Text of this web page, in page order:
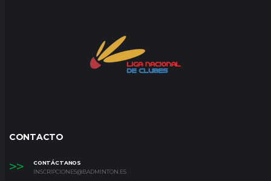
CONTACTO
>>
CONTÁCTANOS
INSCRIPCIONES@BADMINTON.ES